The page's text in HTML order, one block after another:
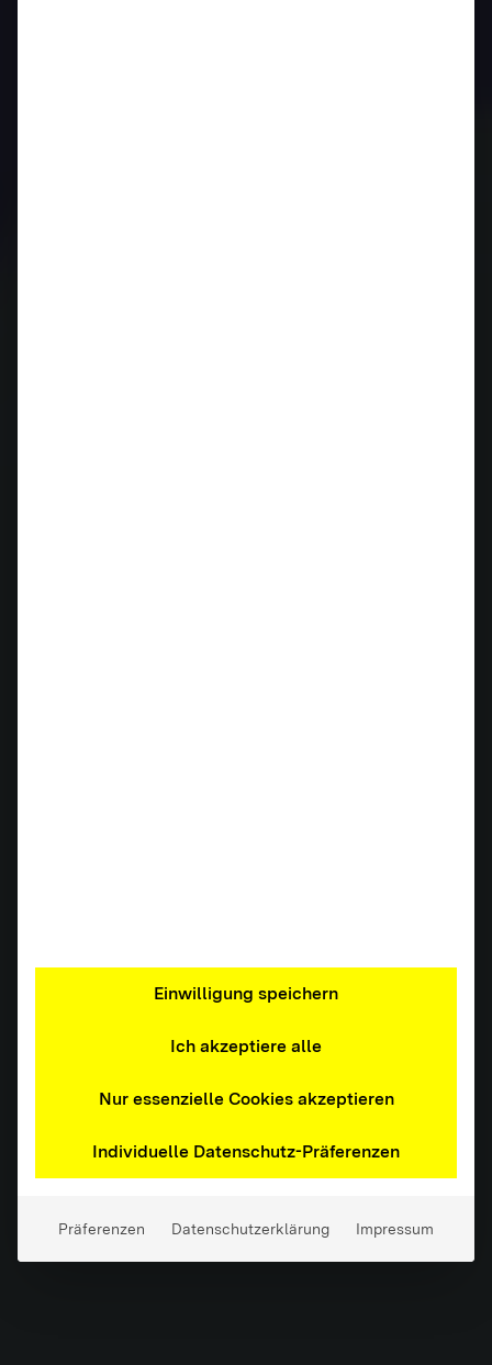
Einwilligung speichern
Ich akzeptiere alle
Nur essenzielle Cookies akzeptieren
Individuelle Datenschutz-Präferenzen
Präferenzen Datenschutzerklärung Impressum